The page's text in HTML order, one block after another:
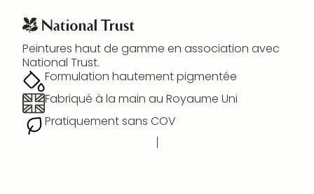
Peintures haut de gamme en association avec
National Trust.
Formulation hautement pigmentée
Fabriqué à la main au Royaume Uni
Pratiquement sans COV